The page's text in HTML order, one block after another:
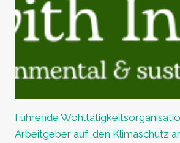
Führende
Arbeitgeber auf, den Klimaschutz